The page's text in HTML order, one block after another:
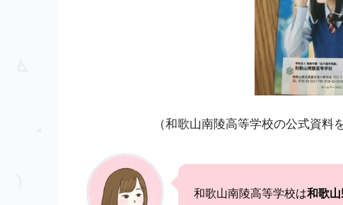
（和歌山南陵高等学校の公式資料
和歌山南陵高等学校は和歌